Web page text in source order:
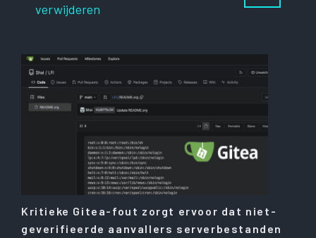
verwijderen
Kritieke Gitea-fout zorgt ervoor dat niet-
geverifieerde aanvallers serverbestanden